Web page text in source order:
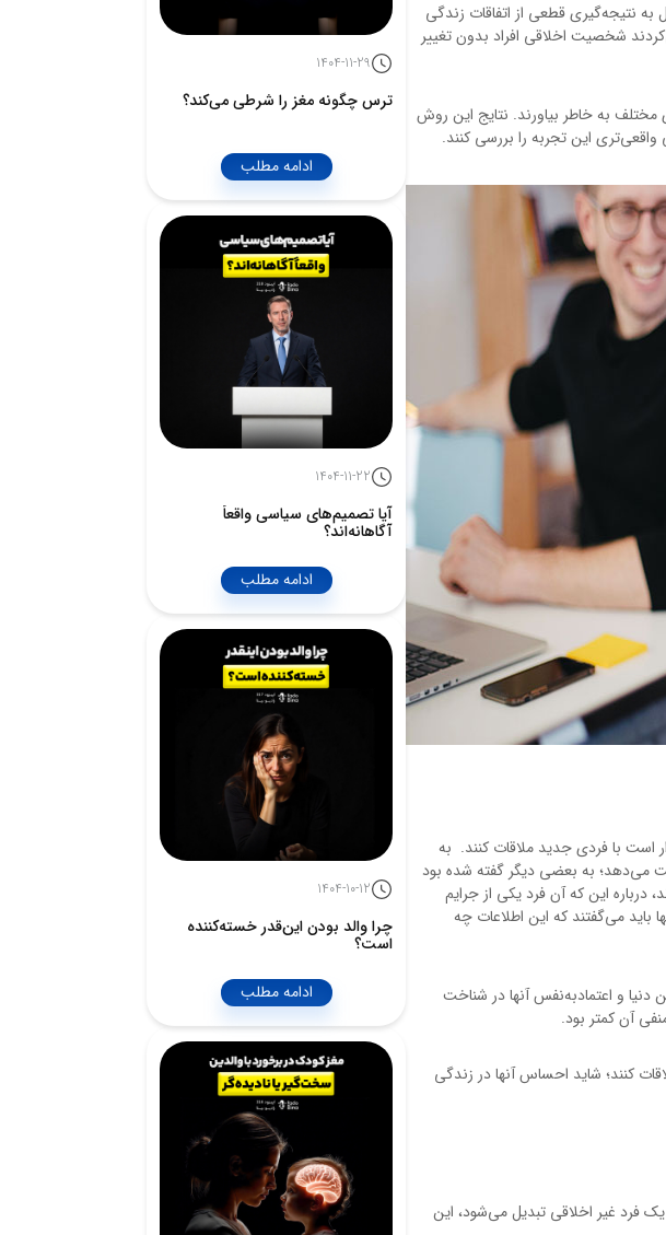
به نتیجه‌گیری قطعی از اتفاقات زندگی
شخصیت اخلاقی افراد بدون تغییر
مختلف به خاطر بیاورند. نتایج این روش
این تجربه را بررسی کنند.
می‌کردند که قرار است با فردی جدید ملاقات کنند. به
می‌دهد؛ به بعضی دیگر گفته شده بود
درباره این که آن فرد یکی از جرایم
باید می‌گفتند که این اطلاعات چه
و اعتمادبه‌نفس آنها در شناخت
آن کمتر بود.
کنند؛ شاید احساس آنها در زندگی
فرد غیر اخلاقی تبدیل می‌شود، این
1404-11-29
ترس چگونه مغز را شرطی می‌کند؟
ادامه مطلب
1404-11-22
آیا تصمیم‌های سیاسی واقعاً
آگاهانه‌اند؟
ادامه مطلب
1404-10-12
چرا والد بودن این‌قدر خسته‌کننده
است؟
ادامه مطلب